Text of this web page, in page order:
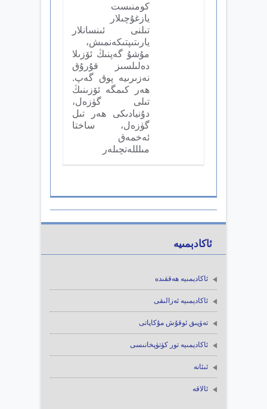
كومنىست
يازغۇچىلار
تىلنى ئىنسانلار
يارىتىپتىكەنمىش،
مۇشۇ گەپنىڭ ئۆزىلا
دەلىلسىز قۇرۇق
نەزىرىيە پوق گەپ.
ھەر كىمگە ئۆزىنىڭ
تىلى گۈزەل،
دۇنيادىكى ھەر تىل
گۈزەل، ساختا
ئەخمەق
مىلللەتچىلەر
ئاكادېمىيە
ئاكادېمىيە ھەققىدە
ئاكادېمىيە ئەزالىقى
تەۋپىق ئوقۇش مۇكاپاتى
ئاكادېمىيە تور كۈتۈپخانىسى
ئىئانە
ئالاقە